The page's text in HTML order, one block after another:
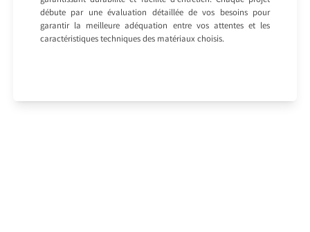
débute par une évaluation détaillée de vos besoins pour
garantir la meilleure adéquation entre vos attentes et les
caractéristiques techniques des matériaux choisis.